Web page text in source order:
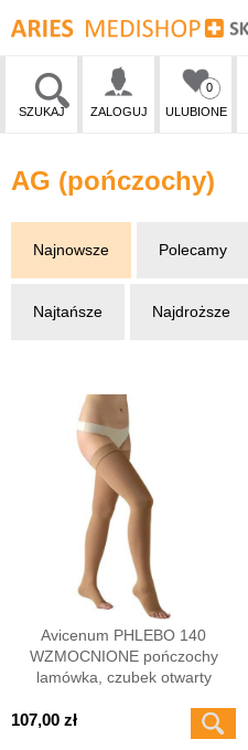
SZUKAJ ZALOGUJ ULUBIONE
0
AG (pończochy)
Najnowsze Polecamy
Najtańsze Najdroższe
Avicenum PHLEBO 140
WZMOCNIONE pończochy
lamówka, czubek otwarty
107,00 zł